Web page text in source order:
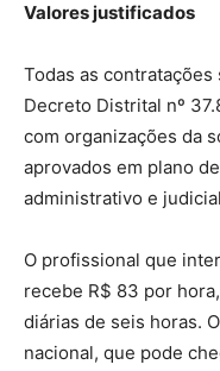
Valores justificados
Todas as contratações
Decreto Distrital nº
com organizações da
aprovados em plano
administrativo e
O profissional que
recebe R$ 83 por
diárias de seis horas.
nacional, que pode